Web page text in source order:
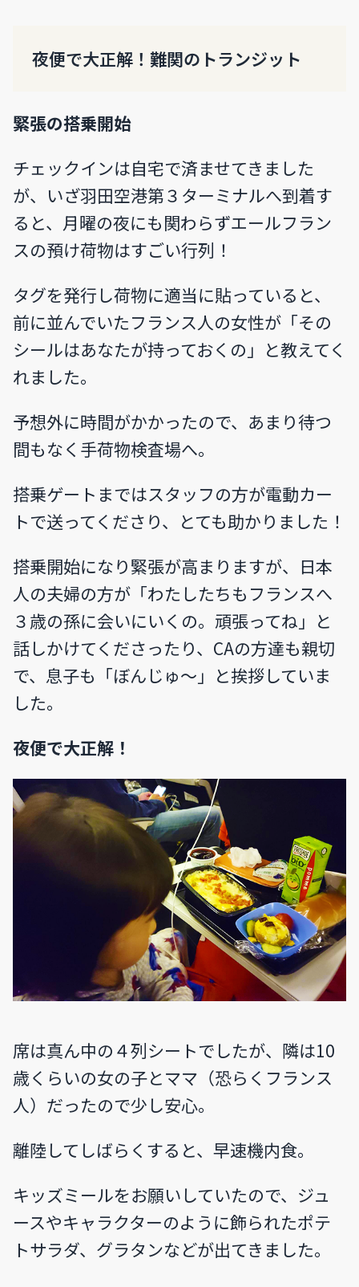
夜便で大正解！難関のトランジット
緊張の搭乗開始
チェックインは自宅で済ませてきました
が、いざ羽田空港第３ターミナルへ到着す
ると、月曜の夜にも関わらずエールフラン
スの預け荷物はすごい行列！
タグを発行し荷物に適当に貼っていると、
前に並んでいたフランス人の女性が「その
シールはあなたが持っておくの」と教えてく
れました。
予想外に時間がかかったので、あまり待つ
間もなく手荷物検査場へ。
搭乗ゲートまではスタッフの方が電動カー
トで送ってくださり、とても助かりました！
搭乗開始になり緊張が高まりますが、日本
人の夫婦の方が「わたしたちもフランスへ
３歳の孫に会いにいくの。頑張ってね」と
話しかけてくださったり、CAの方達も親切
で、息子も「ぼんじゅ〜」と挨拶していま
した。
夜便で大正解！
席は真ん中の４列シートでしたが、隣は10
歳くらいの女の子とママ（恐らくフランス
人）だったので少し安心。
離陸してしばらくすると、早速機内食。
キッズミールをお願いしていたので、ジュ
ースやキャラクターのように飾られたポテ
トサラダ、グラタンなどが出てきました。